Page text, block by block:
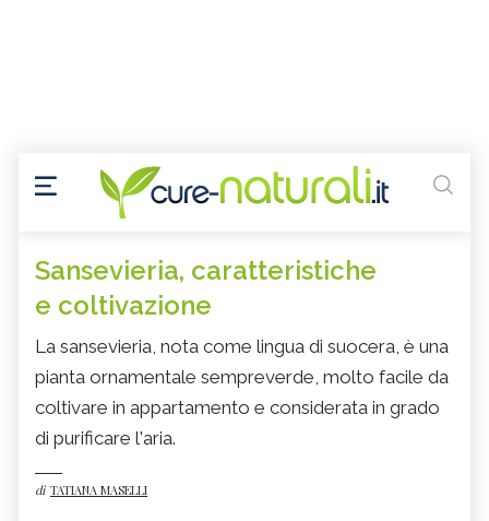
Sansevieria, caratteristiche
e coltivazione
La sansevieria, nota come lingua di suocera, è una
pianta ornamentale sempreverde, molto facile da
coltivare in appartamento e considerata in grado
di purificare l'aria.
di TATIANA MASELLI